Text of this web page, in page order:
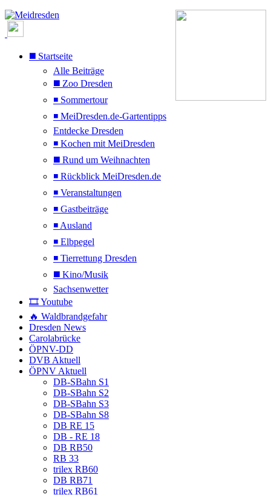
◼️ Startseite
Alle Beiträge
◼️ Zoo Dresden
◾ Sommertour
◾ MeiDresden.de-Gartentipps
Entdecke Dresden
◾ Kochen mit MeiDresden
◼️ Rund um Weihnachten
◾ Rückblick MeiDresden.de
◾ Veranstaltungen
◾ Gastbeiträge
◾ Ausland
◾ Elbpegel
◾ Tierrettung Dresden
◼️ Kino/Musik
Sachsenwetter
🎞️ Youtube
🔥 Waldbrandgefahr
Dresden News
Carolabrücke
ÖPNV-DD
DVB Aktuell
ÖPNV Aktuell
DB-SBahn S1
DB-SBahn S2
DB-SBahn S3
DB-SBahn S8
DB RE 15
DB - RE 18
DB RB50
RB 33
trilex RB60
DB RB71
trilex RB61